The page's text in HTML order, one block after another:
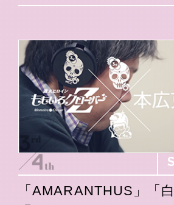
「AMARANTHUS」「